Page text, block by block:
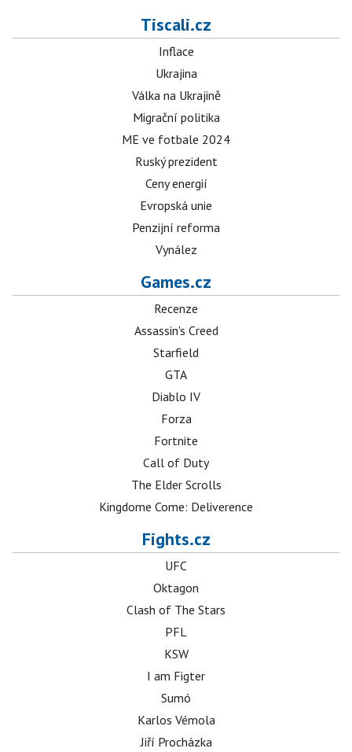
Tiscali.cz
Inflace
Ukrajina
Válka na Ukrajině
Migrační politika
ME ve fotbale 2024
Ruský prezident
Ceny energií
Evropská unie
Penzijní reforma
Vynález
Games.cz
Recenze
Assassin's Creed
Starfield
GTA
Diablo IV
Forza
Fortnite
Call of Duty
The Elder Scrolls
Kingdome Come: Deliverence
Fights.cz
UFC
Oktagon
Clash of The Stars
PFL
KSW
I am Figter
Sumó
Karlos Vémola
Jiří Procházka